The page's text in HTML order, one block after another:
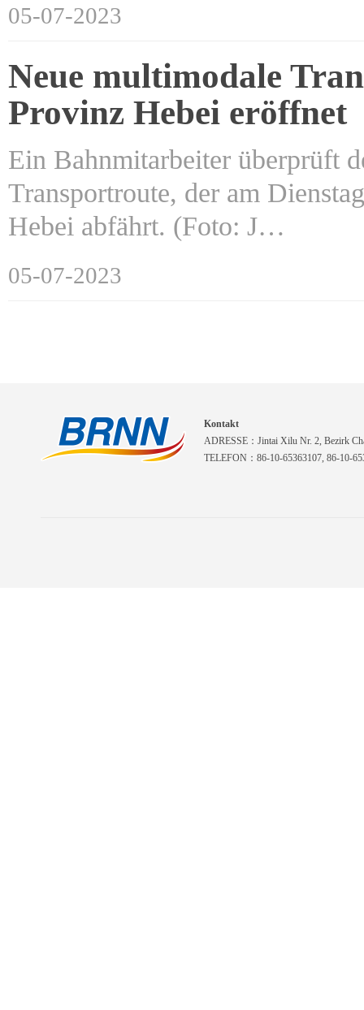
05-07-2023
Neue multimodale
Provinz Hebei eröffnet
Ein Bahnmitarbeiter überprüft
Transportroute, der am
Hebei abfährt. (Foto: J…
05-07-2023
Kontakt
ADRESSE：Jintai Xilu Nr. 2, Bezirk
TELEFON：86-10-65363107, 86-10-